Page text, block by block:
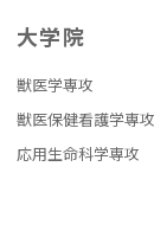
大学院
獣医学専攻
獣医保健看護学専攻
応用生命科学専攻